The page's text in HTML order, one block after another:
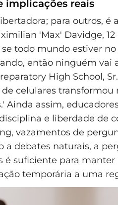
implicações reais
para outros, é
'Max' Davidge,
todo mundo estiver
então ninguém vai
High School,
celulares
Ainda assim,
e liberdade de
vazamentos de
a debates naturais, a
é suficiente para
temporária a uma